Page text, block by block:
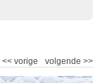
volgende >>
<< vorige